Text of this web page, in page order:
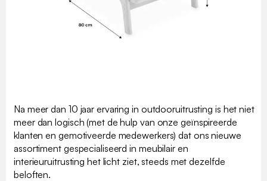
Na meer dan 10 jaar ervaring in outdooruitrusting is het niet
meer dan logisch (met de hulp van onze geïnspireerde
klanten en gemotiveerde medewerkers) dat ons nieuwe
assortiment gespecialiseerd in meubilair en
interieuruitrusting het licht ziet, steeds met dezelfde
beloften.